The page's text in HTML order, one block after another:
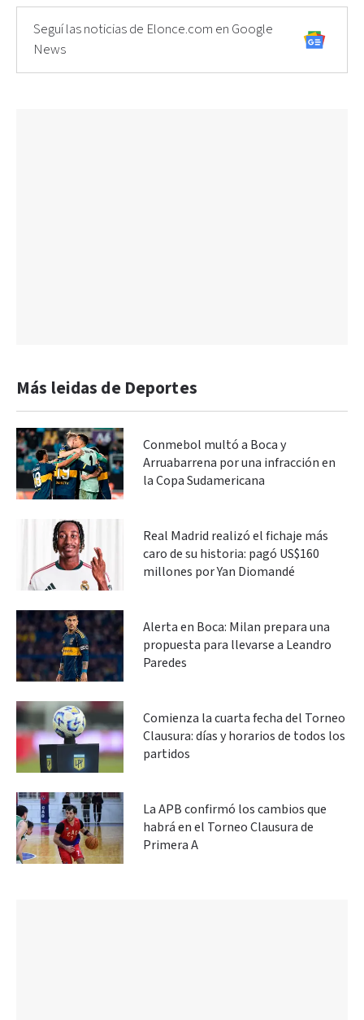
Seguí las noticias de Elonce.com en Google
News
Más leidas de Deportes
Conmebol multó a Boca y
Arruabarrena por una infracción en
la Copa Sudamericana
Real Madrid realizó el fichaje más
caro de su historia: pagó US$160
millones por Yan Diomandé
Alerta en Boca: Milan prepara una
propuesta para llevarse a Leandro
Paredes
Comienza la cuarta fecha del Torneo
Clausura: días y horarios de todos los
partidos
La APB confirmó los cambios que
habrá en el Torneo Clausura de
Primera A